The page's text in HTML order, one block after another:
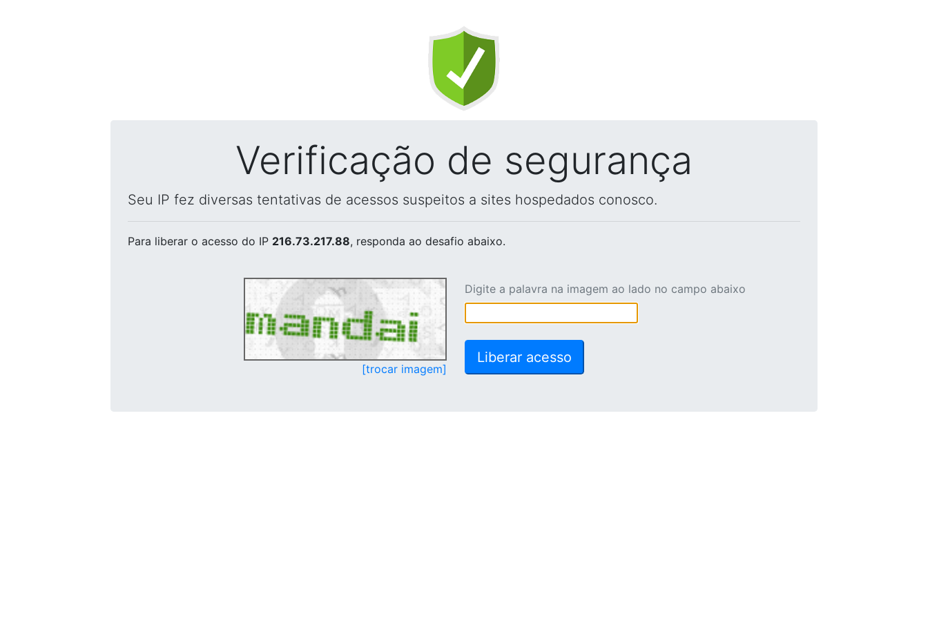
Verificação de segurança
Seu IP fez diversas tentativas de acessos suspeitos a sites hospedados conosco.
Para liberar o acesso do IP 216.73.217.88, responda ao desafio abaixo.
[trocar imagem]
Digite a palavra na imagem ao lado no campo abaixo